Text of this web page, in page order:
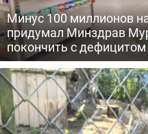
Минус 100 миллионов
придумал Минздрав
покончить с